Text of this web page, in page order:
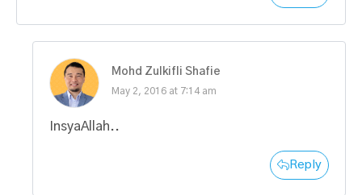
Mohd Zulkifli Shafie
May 2, 2016 at 7:14 am
InsyaAllah..
Reply